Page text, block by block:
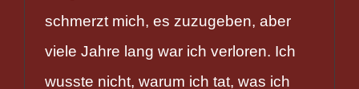
schmerzt mich, es zuzugeben, aber
viele Jahre lang war ich verloren. Ich
wusste nicht, warum ich tat, was ich